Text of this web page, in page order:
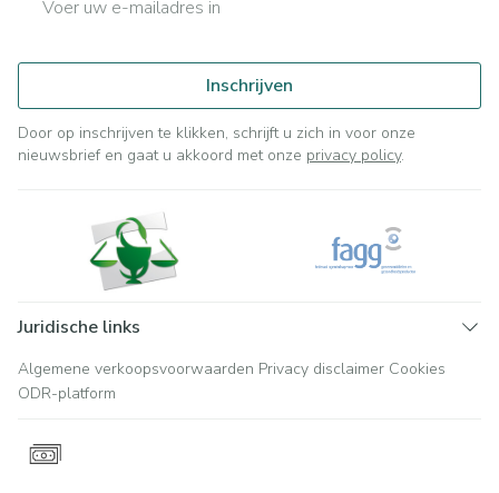
Inschrijven
Door op inschrijven te klikken, schrijft u zich in voor onze
nieuwsbrief en gaat u akkoord met onze privacy policy.
Juridische links
Algemene verkoopsvoorwaarden Privacy disclaimer Cookies
ODR-platform